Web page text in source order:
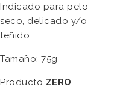
Indicado para pelo
seco, delicado y/o
teñido.
Tamaño: 75g
Producto ZERO